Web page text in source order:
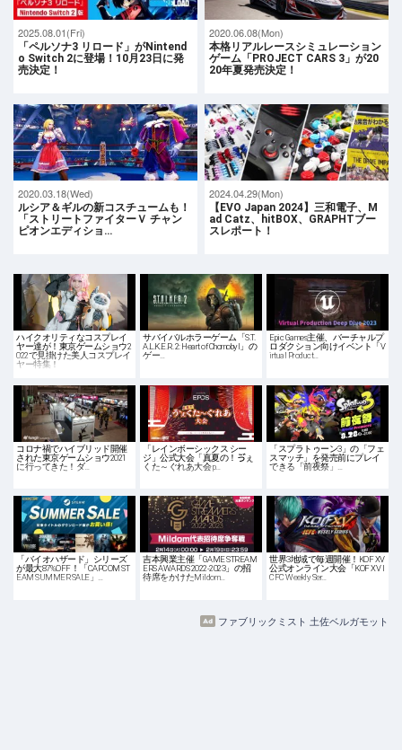
2025.08.01(Fri)
「ペルソナ3 リロード」がNintend
o Switch 2に登場！10月23日に発
売決定！
2020.06.08(Mon)
本格リアルレースシミュレーション
ゲーム「PROJECT CARS 3」が20
20年夏発売決定！
2020.03.18(Wed)
ルシア＆ギルの新コスチュームも！
「ストリートファイターＶ チャン
ピオンエディショ…
2024.04.29(Mon)
【EVO Japan 2024】三和電子、M
ad Catz、hitBOX、GRAPHTブー
スレポート！
ハイクオリティなコスプレイ
ヤー達が！東京ゲームショウ2
022で見掛けた美人コスプレイ
ヤー特集！
サバイバルホラーゲーム「S.T.
A.L.K.E.R. 2: Heart of Chornobyl」の
ゲー…
Epic Games主催、バーチャルプ
ロダクション向けイベント「V
irtual Product…
コロナ禍でハイブリッド開催
された東京ゲームショウ2021
に行ってきた！ダ…
「レインボーシックス シー
ジ」公式大会「真夏の！ゔぇ
くた～ぐれあ大会 p…
「スプラトゥーン3」の「フェ
スマッチ」を発売前にプレイ
できる「前夜祭」…
「バイオハザード」シリーズ
が最大87%OFF！「CAPCOM ST
EAM SUMMER SALE」…
吉本興業主催「GAME STREAM
ERS AWARDS 2022-2023」の招
待席をかけたMildom…
世界3地域で毎週開催！KOF XV
公式オンライン大会「KOF XV I
CFC Weekly Ser…
ファブリックミスト 土佐ベルガモット